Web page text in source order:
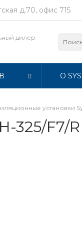
д.70, офис 715
дилер
О
установки
325/F7/R